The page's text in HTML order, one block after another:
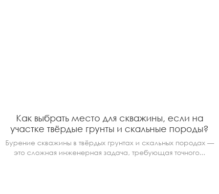
Как выбрать место для скважины, если на
участке твёрдые грунты и скальные породы?
Бурение скважины в твёрдых грунтах и скальных породах —
это сложная инженерная задача, требующая точного...